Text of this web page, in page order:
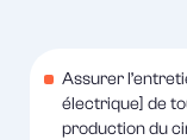
Assurer
électrique] de
production du